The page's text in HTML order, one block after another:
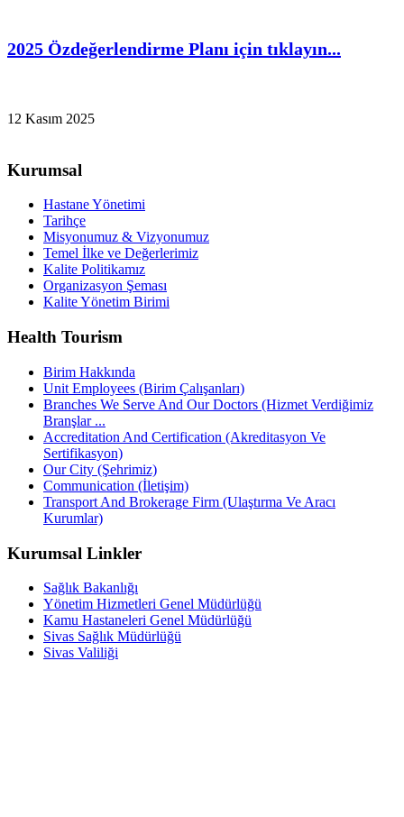
2025 Özdeğerlendirme Planı için tıklayın...
12 Kasım 2025
Kurumsal
Hastane Yönetimi
Tarihçe
Misyonumuz & Vizyonumuz
Temel İlke ve Değerlerimiz
Kalite Politikamız
Organizasyon Şeması
Kalite Yönetim Birimi
Health Tourism
Birim Hakkında
Unit Employees (Birim Çalışanları)
Branches We Serve And Our Doctors (Hizmet Verdiğimiz
Branşlar ...
Accreditation And Certification (Akreditasyon Ve
Sertifikasyon)
Our City (Şehrimiz)
Communication (İletişim)
Transport And Brokerage Firm (Ulaştırma Ve Aracı
Kurumlar)
Kurumsal Linkler
Sağlık Bakanlığı
Yönetim Hizmetleri Genel Müdürlüğü
Kamu Hastaneleri Genel Müdürlüğü
Sivas Sağlık Müdürlüğü
Sivas Valiliği